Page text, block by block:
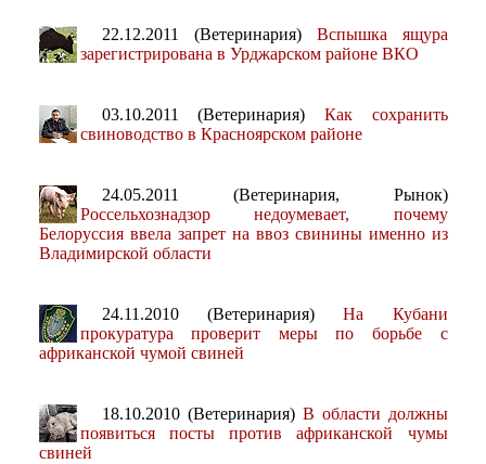
22.12.2011 (Ветеринария) Вспышка ящура
зарегистрирована в Урджарском районе ВКО
03.10.2011 (Ветеринария) Как сохранить
свиноводство в Красноярском районе
24.05.2011 (Ветеринария, Рынок)
Россельхознадзор недоумевает, почему
Белоруссия ввела запрет на ввоз свинины именно из
Владимирской области
24.11.2010 (Ветеринария)На Кубани
прокуратура проверит меры по борьбе с
африканской чумой свиней
18.10.2010 (Ветеринария) В области должны
появиться посты против африканской чумы
свиней